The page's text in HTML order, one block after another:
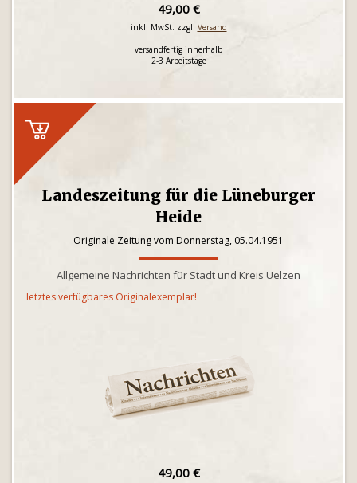
49,00 €
inkl. MwSt. zzgl. Versand
versandfertig innerhalb
2-3 Arbeitstage
Landeszeitung für die Lüneburger
Heide
Originale Zeitung vom Donnerstag, 05.04.1951
Allgemeine Nachrichten für Stadt und Kreis Uelzen
letztes verfügbares Originalexemplar!
49,00 €